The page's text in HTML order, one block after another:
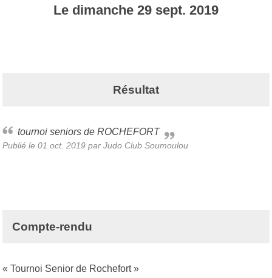
Le dimanche 29 sept. 2019
Résultat
tournoi seniors de ROCHEFORT
Publié le 01 oct. 2019 par Judo Club Soumoulou
Compte-rendu
« Tournoi Senior de Rochefort »